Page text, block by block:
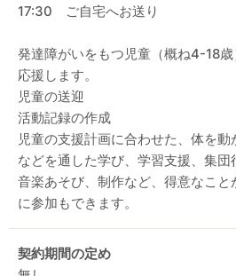
17:30 ご自宅へお送り
発達障がいをもつ児童（概ね4-18
応援します。
児童の送迎
活動記録の作成
児童の支援計画に合わせた、体を
などを通した学び、学習支援、集団
音楽あそび、制作など、得意なこと
に参加もできます。
契約期間の定め